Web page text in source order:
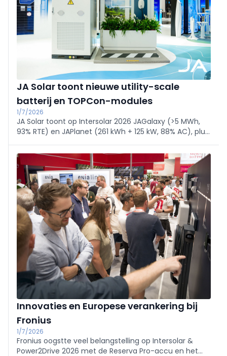
JA Solar toont nieuwe utility-scale
batterij en TOPCon-modules
1/7/2026
JA Solar toont op Intersolar 2026 JAGalaxy (>5 MWh,
93% RTE) en JAPlanet (261 kWh + 125 kW, 88% AC), plus
(tot 740 W). Eén partner voor modules én opslag voor
Belgische installateurs.
Innovaties en Europese verankering bij
Fronius
1/7/2026
Fronius oogstte veel belangstelling op Intersolar &
Power2Drive 2026 met de Reserva Pro-accu en het